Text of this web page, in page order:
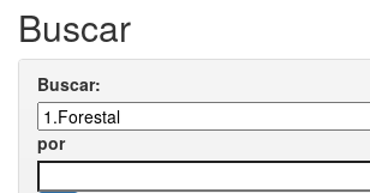
Buscar
Buscar:
por